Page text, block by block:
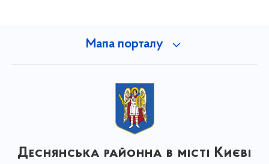
Мапа порталу
Деснянська районна в місті Києві